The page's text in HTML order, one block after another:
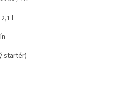
2,1 l
startér)